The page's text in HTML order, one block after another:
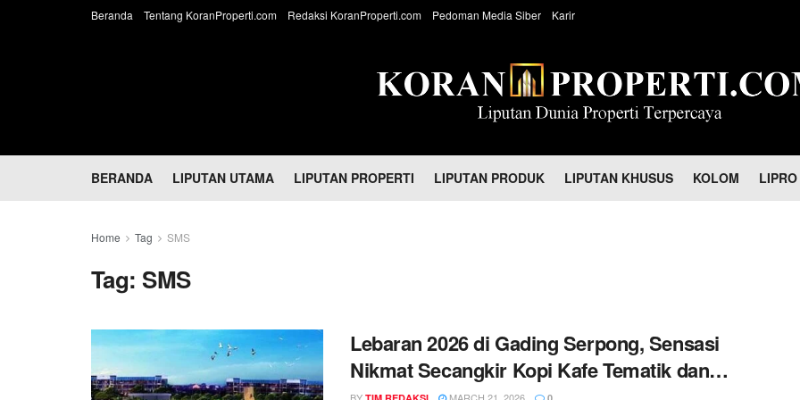
Beranda Tentang KoranProperti.com Redaksi KoranProperti.com Pedoman Media Siber Karir
BERANDA LIPUTAN UTAMA LIPUTAN PROPERTI LIPUTAN PRODUK LIPUTAN KHUSUS KOLOM
Home Tag SMS
Tag: SMS
Lebaran 2026 di Gading Serpong, Sensasi
Nikmat Secangkir Kopi Kafe Tematik dan